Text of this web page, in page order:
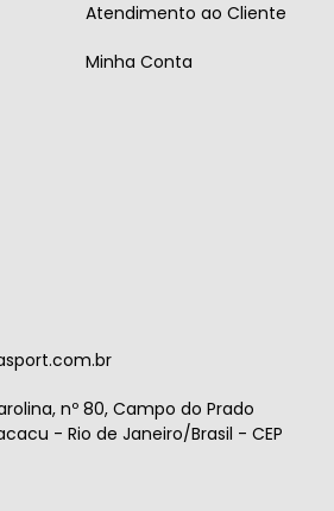
Atendimento ao Cliente
Minha Conta
nº 80, Campo do Prado
- Rio de Janeiro/Brasil - CEP